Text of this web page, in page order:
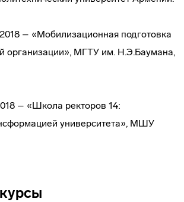
– «Мобилизационная подготовка
организации», МГТУ им. Н.Э.Баумана,
– «Школа ректоров 14:
университета», МШУ